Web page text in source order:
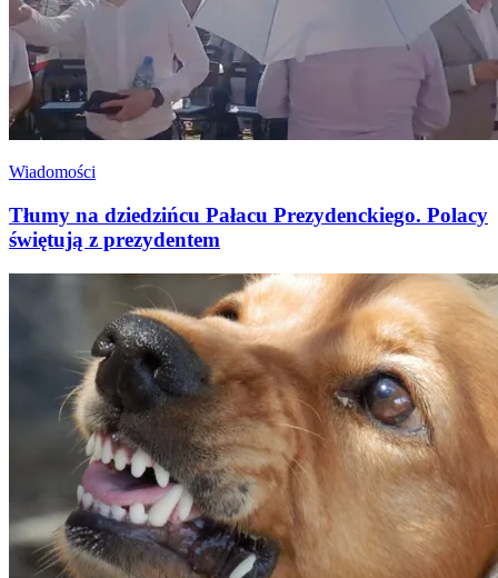
Wiadomości
Tłumy na dziedzińcu Pałacu Prezydenckiego. Polacy
świętują z prezydentem